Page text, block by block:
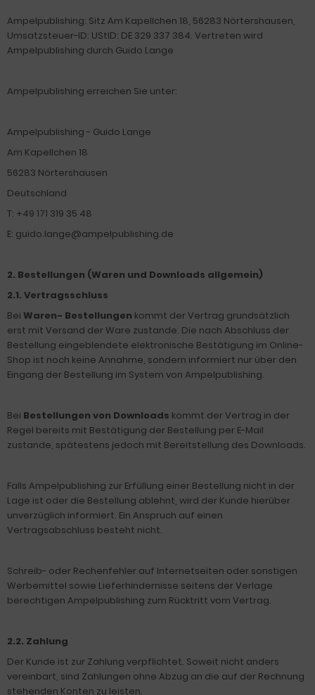
Ampelpublishing: Sitz Am Kapellchen 18, 56283 Nörtershausen,
Umsatzsteuer-ID: UStID: DE 329 337 384. Vertreten wird
Ampelpublishing durch Guido Lange
Ampelpublishing erreichen Sie unter:
Ampelpublishing - Guido Lange
Am Kapellchen 18
56283 Nörtershausen
Deutschland
T: +49 171 319 35 48
E: guido.lange@ampelpublishing.de
2. Bestellungen (Waren und Downloads allgemein)
2.1. Vertragsschluss
Bei Waren- Bestellungen kommt der Vertrag grundsätzlich
erst mit Versand der Ware zustande. Die nach Abschluss der
Bestellung eingeblendete elektronische Bestätigung im Online-
Shop ist noch keine Annahme, sondern informiert nur über den
Eingang der Bestellung im System von Ampelpublishing.
Bei Bestellungen von Downloads kommt der Vertrag in der
Regel bereits mit Bestätigung der Bestellung per E-Mail
zustande, spätestens jedoch mit Bereitstellung des Downloads.
Falls Ampelpublishing zur Erfüllung einer Bestellung nicht in der
Lage ist oder die Bestellung ablehnt, wird der Kunde hierüber
unverzüglich informiert. Ein Anspruch auf einen
Vertragsabschluss besteht nicht.
Schreib- oder Rechenfehler auf Internetseiten oder sonstigen
Werbemittel sowie Lieferhindernisse seitens der Verlage
berechtigen Ampelpublishing zum Rücktritt vom Vertrag.
2.2. Zahlung
Der Kunde ist zur Zahlung verpflichtet. Soweit nicht anders
vereinbart, sind Zahlungen ohne Abzug an die auf der Rechnung
stehenden Konten zu leisten.